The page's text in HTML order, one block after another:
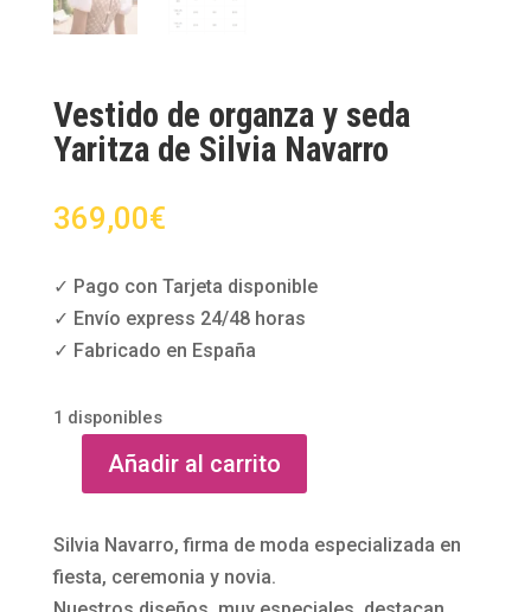
Vestido de organza y seda
Yaritza de Silvia Navarro
369,00€
✓ Pago con Tarjeta disponible
✓ Envío express 24/48 horas
✓ Fabricado en España
1 disponibles
Vestido
organza
y
seda
Añadir al carrito
Silvia Navarro, firma de moda especializada en
fiesta, ceremonia y novia.